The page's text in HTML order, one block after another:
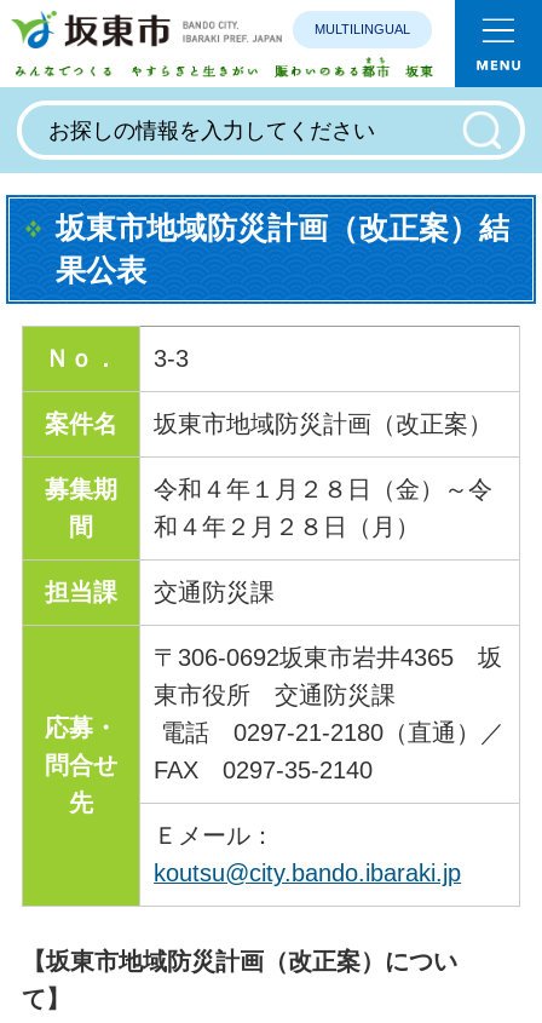
みんなで
MULTILINGUAL
坂東市地域防災計画（改正案）結
果公表
Ｎｏ． 3-3
案件名 坂東市地域防災計画（改正案）
募集期
間
令和４年１月２８日（金）～令
和４年２月２８日（月）
担当課 交通防災課
応募・
問合せ
先
〒306-0692坂東市岩井4365 坂
東市役所 交通防災課
電話 0297-21-2180（直通）／
FAX 0297-35-2140
Ｅメール：
koutsu@city.bando.ibaraki.jp
【坂東市地域防災計画（改正案）につい
て】